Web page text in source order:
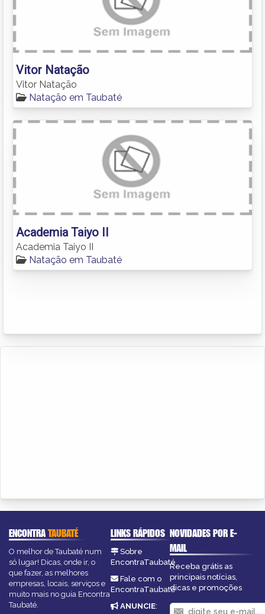
Vitor Natação
Vitor Natação
Natação em Taubaté
Academia Taiyo II
Academia Taiyo II
Natação em Taubaté
ENCONTRATAUBATÉ
O melhor de Taubaté num
só lugar! Dicas, onde ir, o
que fazer, as melhores
empresas, locais, serviços e
muito mais no guia Encontra
Taubaté.
LINKS RÁPIDOS
Sobre
EncontraTaubaté
Fale com o
EncontraTaubaté
ANUNCIE:
NOVIDADES POR E-
MAIL
Receba grátis as
principais notícias,
dicas e promoções